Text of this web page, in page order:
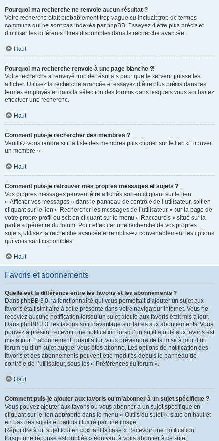
Pourquoi ma recherche ne renvoie aucun résultat ?
Votre recherche était probablement trop vague ou incluait trop de termes
communs qui ne sont pas indexés par phpBB. Essayez d’être plus précis et
d’utiliser les différents filtres disponibles dans la recherche avancée.
Haut
Pourquoi ma recherche renvoie à une page blanche ?!
Votre recherche a renvoyé trop de résultats pour que le serveur puisse les
afficher. Utilisez la recherche avancée et essayez d’être plus précis dans les
termes employés et dans la sélection des forums dans lesquels vous souhaitez
effectuer une recherche.
Haut
Comment puis-je rechercher des membres ?
Veuillez vous rendre sur la liste des membres puis cliquer sur le lien « Trouver
un membre ».
Haut
Comment puis-je retrouver mes propres messages et sujets ?
Vos propres messages peuvent être affichés soit en cliquant sur le lien
« Afficher vos messages » dans le panneau de contrôle de l’utilisateur, soit en
cliquant sur le lien « Rechercher les messages de l’utilisateur » sur la page de
votre propre profil ou soit en cliquant sur le menu « Raccourcis » situé sur la
partie supérieure du forum. Pour effectuer une recherche de vos propres
sujets, utilisez la recherche avancée et remplissez convenablement les options
qui vous sont disponibles.
Haut
Favoris et abonnements
Quelle est la différence entre les favoris et les abonnements ?
Dans phpBB 3.0, la fonctionnalité qui vous permettait d’ajouter un sujet aux
favoris était similaire à celle présente dans votre navigateur internet. Vous ne
receviez aucune notification lorsqu’un sujet ajouté aux favoris était mis à jour.
Dans phpBB 3.3, les favoris sont davantage similaires aux abonnements. Vous
pouvez à présent recevoir une notification lorsqu’un sujet ajouté aux favoris est
mis à jour. L’abonnement, quant à lui, vous préviendra de la mise à jour d’un
forum ou d’un sujet auquel vous êtes abonné. Les options de notification des
favoris et des abonnements peuvent être modifiés depuis le panneau de
contrôle de l’utilisateur, sous les « Préférences du forum ».
Haut
Comment puis-je ajouter aux favoris ou m’abonner à un sujet spécifique ?
Vous pouvez ajouter aux favoris ou vous abonner à un sujet spécifique en
cliquant sur le lien approprié dans le menu « Outils du sujet », situé en haut et
en bas des sujets et parfois illustré par une image.
Répondre à un sujet tout en cochant la case « Recevoir une notification
lorsqu’une réponse est publiée » équivaut à vous abonner à ce sujet.